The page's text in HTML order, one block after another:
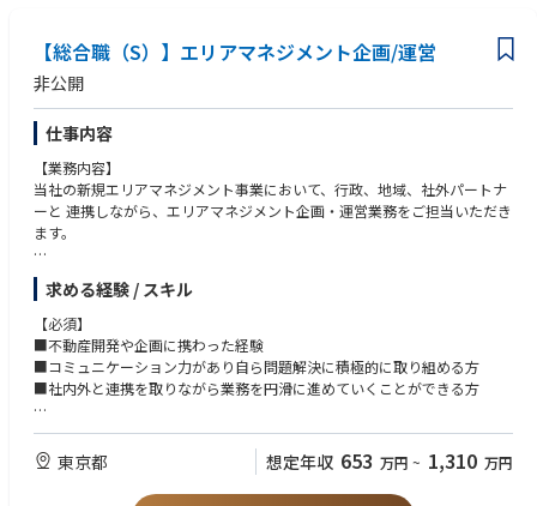
【総合職（S）】エリアマネジメント企画/運営
非公開
仕事内容
【業務内容】
当社の新規エリアマネジメント事業において、行政、地域、社外パートナ
ーと 連携しながら、エリアマネジメント企画・運営業務をご担当いただき
ます。
【具体的な業務内容】
■エリア外連携先を開拓・協業して街の価値を高める為の企画・推進
■エリアマネジメント施設(当社保有)を活用した新規企画立案・推進 (当社
他部門連携による新たな施策具現化、デジタル活用実証等）
■新規開発物件におけるエリアマネジメント導入企画・支援
■実際の現場運営を行う外部パートナーと連携しながら、エリアマネジメ
ントを円滑 に進めるための運営統括
変更の範囲:オフィスビル事業、商業施設事業、物流施設事業、ホテル事
業、エリアマネジメント等の都市事業に関わるマーケット調査、利用計画
の企画、テナント営業、賃料改定、運営・保守・修繕管理、テナントサー
求める経験 / スキル
【必須】
■不動産開発や企画に携わった経験
■コミュニケーション力があり自ら問題解決に積極的に取り組める方
■社内外と連携を取りながら業務を円滑に進めていくことができる方
【尚可】
■エリアマネジメント業務のご経験がある方
■商業・ビル等での施設運営業務のご経験がある方
■新規事業の企画・立案に携わったご経験のある方
東京都 想定年収 653 万円 ~ 1,310 万円